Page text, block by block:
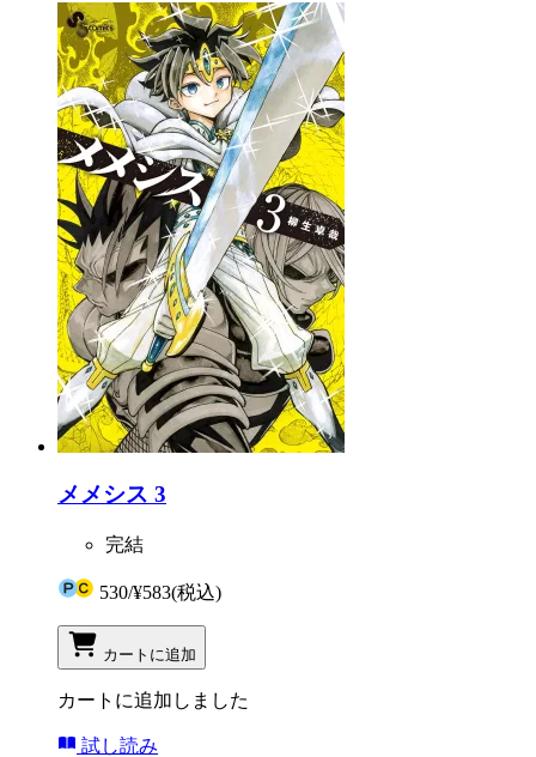
メメシス 3
完結
530/¥583(税込)
カートに追加
カートに追加しました
試し読み